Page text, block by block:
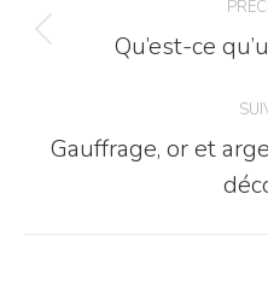
articleQu’est-ce
Gauffrage, or et